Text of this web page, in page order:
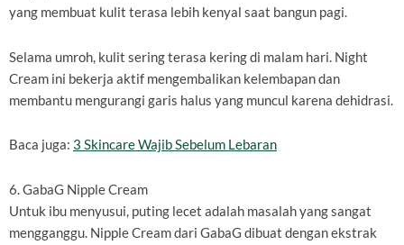
yang membuat kulit terasa lebih kenyal saat bangun pagi.
Selama umroh, kulit sering terasa kering di malam hari. Night
Cream ini bekerja aktif mengembalikan kelembapan dan
membantu mengurangi garis halus yang muncul karena dehidrasi.
Baca juga: 3 Skincare Wajib Sebelum Lebaran
6. GabaG Nipple Cream
Untuk ibu menyusui, puting lecet adalah masalah yang sangat
mengganggu. Nipple Cream dari GabaG dibuat dengan ekstrak